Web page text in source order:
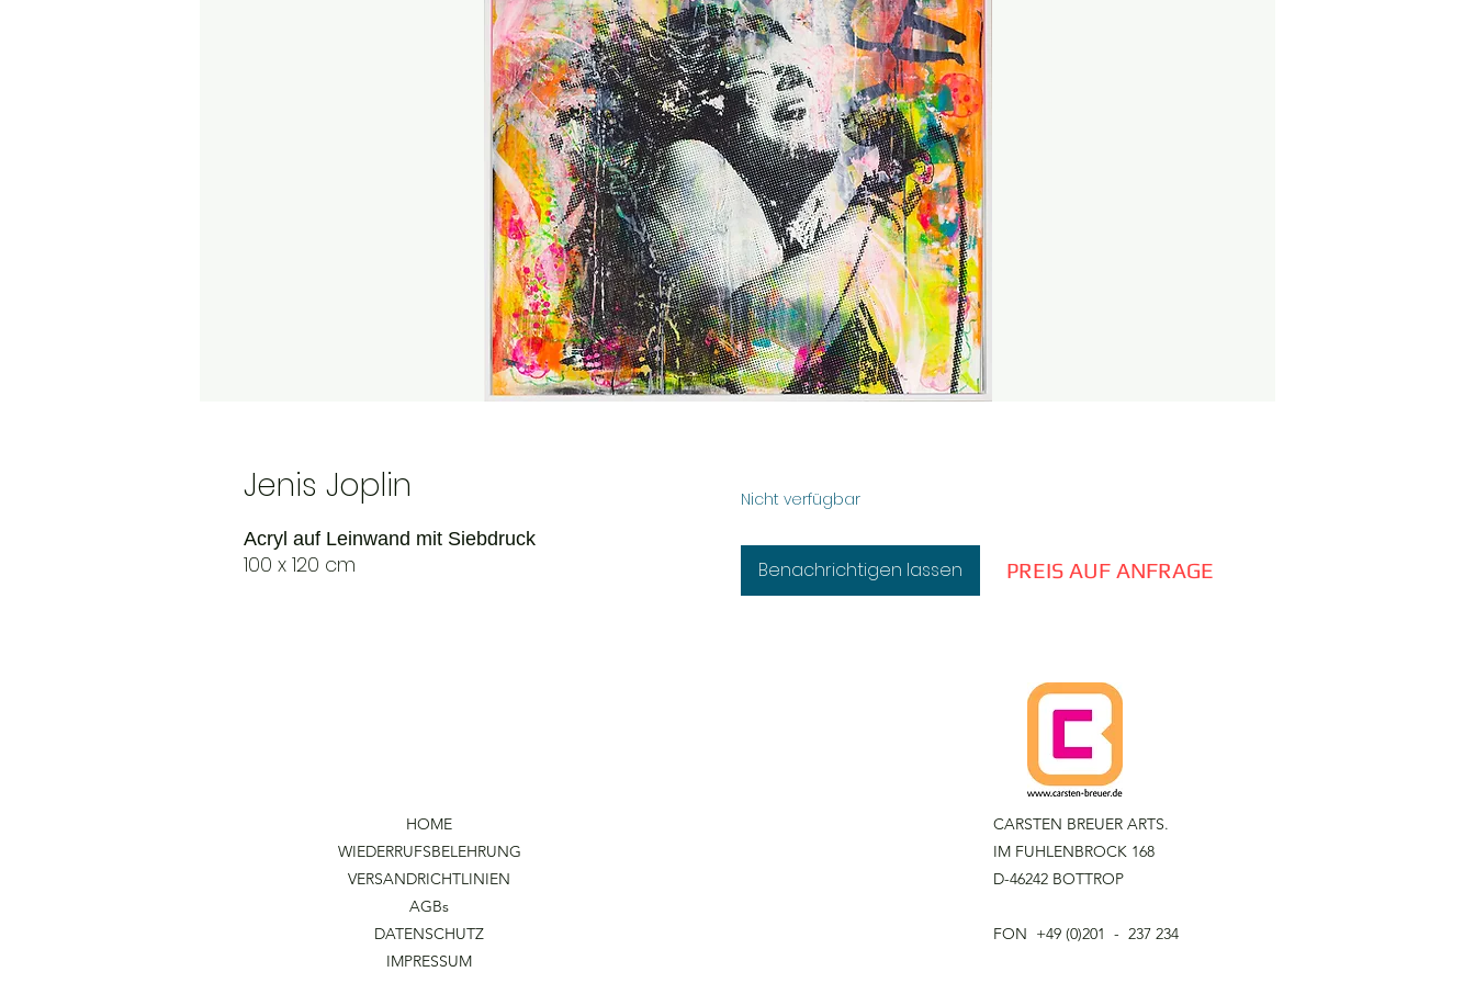
Jenis Joplin
Acryl auf Leinwand mit Siebdruck
100 x 120 cm
Nicht verfügbar
Benachrichtigen lassen PREIS AUF ANFRAGE
HOME
WIEDERRUFSBELEHRUNG
VERSANDRICHTLINIEN
AGBs
DATENSCHUTZ
IMPRESSUM
CARSTEN BREUER ARTS.
IM FUHLENBROCK 168
D-46242 BOTTROP
FON +49 (0)201 - 237 234